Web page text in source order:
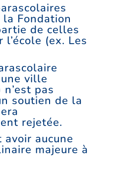
Fondation
de celles
(ex. Les
ville
pas
soutien de la
rejetée.
avoir aucune
majeure à